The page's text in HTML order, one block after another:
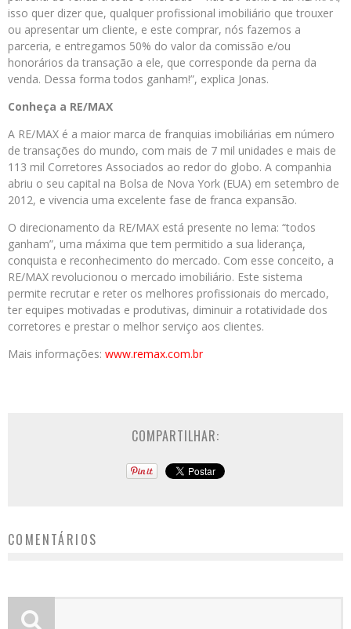
isso quer dizer que, qualquer profissional imobiliário que trouxer
ou apresentar um cliente, e este comprar, nós fazemos a
parceria, e entregamos 50% do valor da comissão e/ou
honorários da transação a ele, que corresponde da perna da
venda. Dessa forma todos ganham!”, explica Jonas.
Conheça a RE/MAX
A RE/MAX é a maior marca de franquias imobiliárias em número
de transações do mundo, com mais de 7 mil unidades e mais de
113 mil Corretores Associados ao redor do globo. A companhia
abriu o seu capital na Bolsa de Nova York (EUA) em setembro de
2012, e vivencia uma excelente fase de franca expansão.
O direcionamento da RE/MAX está presente no lema: “todos
ganham”, uma máxima que tem permitido a sua liderança,
conquista e reconhecimento do mercado. Com esse conceito, a
RE/MAX revolucionou o mercado imobiliário. Este sistema
permite recrutar e reter os melhores profissionais do mercado,
ter equipes motivadas e produtivas, diminuir a rotatividade dos
corretores e prestar o melhor serviço aos clientes.
Mais informações: www.remax.com.br
COMPARTILHAR:
COMENTÁRIOS